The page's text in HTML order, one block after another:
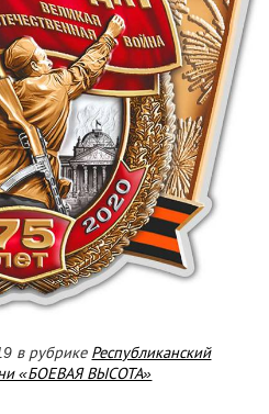
в рубрике Республиканский
«БОЕВАЯ ВЫСОТА»